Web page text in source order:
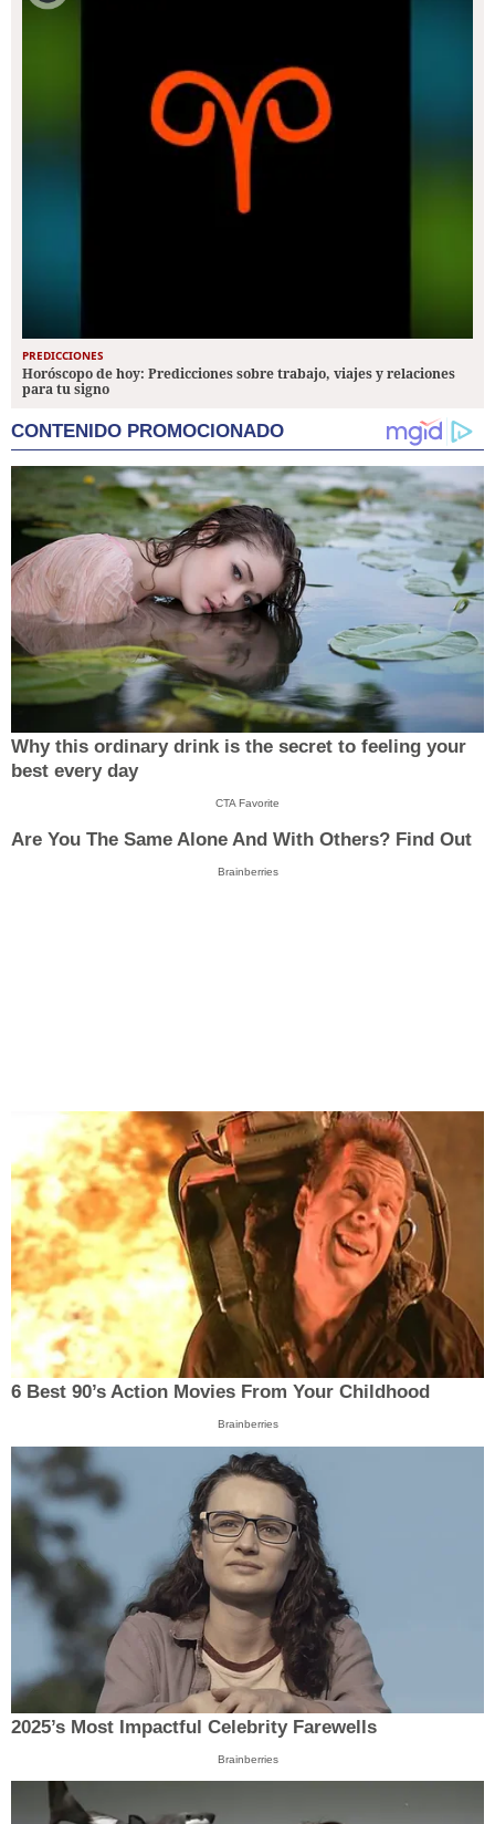
PREDICCIONES
Horóscopo de hoy: Predicciones sobre trabajo, viajes y relaciones
para tu signo
CONTENIDO PROMOCIONADO
Why this ordinary drink is the secret to feeling your
best every day
CTA Favorite
Are You The Same Alone And With Others? Find Out
Brainberries
6 Best 90’s Action Movies From Your Childhood
Brainberries
2025’s Most Impactful Celebrity Farewells
Brainberries